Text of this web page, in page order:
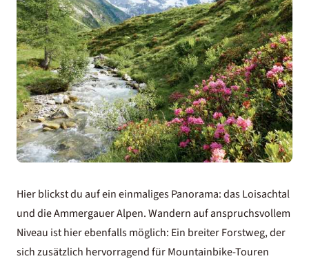
Hier blickst du auf ein einmaliges Panorama: das Loisachtal
und die Ammergauer Alpen. Wandern auf anspruchsvollem
Niveau ist hier ebenfalls möglich: Ein breiter Forstweg, der
sich zusätzlich hervorragend für Mountainbike-Touren